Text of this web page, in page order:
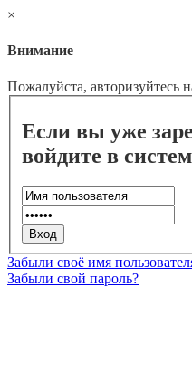
×
Внимание
Пожалуйста, авторизуйтесь
Если вы уже
войдите в
Забыли своё имя
Забыли свой пароль?